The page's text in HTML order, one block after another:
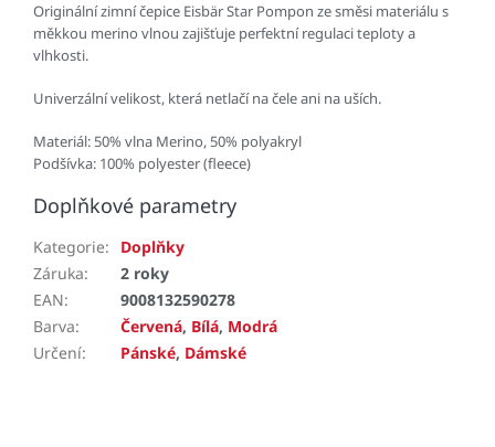
Originální zimní čepice Eisbär Star Pompon ze směsi materiálu s
měkkou merino vlnou zajišťuje perfektní regulaci teploty a
vlhkosti.
Univerzální velikost, která netlačí na čele ani na uších.
Materiál: 50% vlna Merino, 50% polyakryl
Podšívka: 100% polyester (fleece)
Doplňkové parametry
Kategorie:
Doplňky
Záruka:
2 roky
EAN:
9008132590278
Barva: Červená, Bílá, Modrá
Určení: Pánské, Dámské